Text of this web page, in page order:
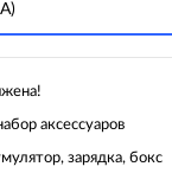
аксессуаров
зарядка, бокс